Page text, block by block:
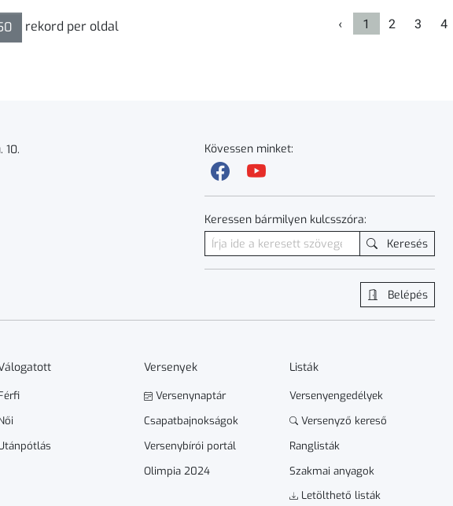
rekord per oldal ‹ 1 2 3 4
10.
Kövessen minket:
Keressen bármilyen kulcsszóra:
Keresés
Belépés
Versenyek
Versenynaptár
Csapatbajnokságok
Versenybírói portál
Olimpia 2024
Listák
Versenyengedélyek
Versenyző kereső
Ranglisták
Szakmai anyagok
Letölthető listák